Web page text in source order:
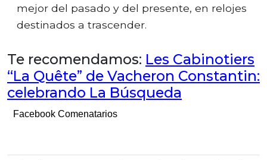
mejor del pasado y del presente, en relojes
destinados a trascender.
Te recomendamos: Les Cabinotiers
“La Quête” de Vacheron Constantin:
celebrando La Búsqueda
Facebook Comenatarios